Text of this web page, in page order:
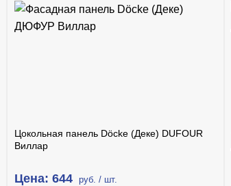
Цокольная панель Döcke (Деке) DUFOUR
Виллар
Цена: 644 руб. / шт.